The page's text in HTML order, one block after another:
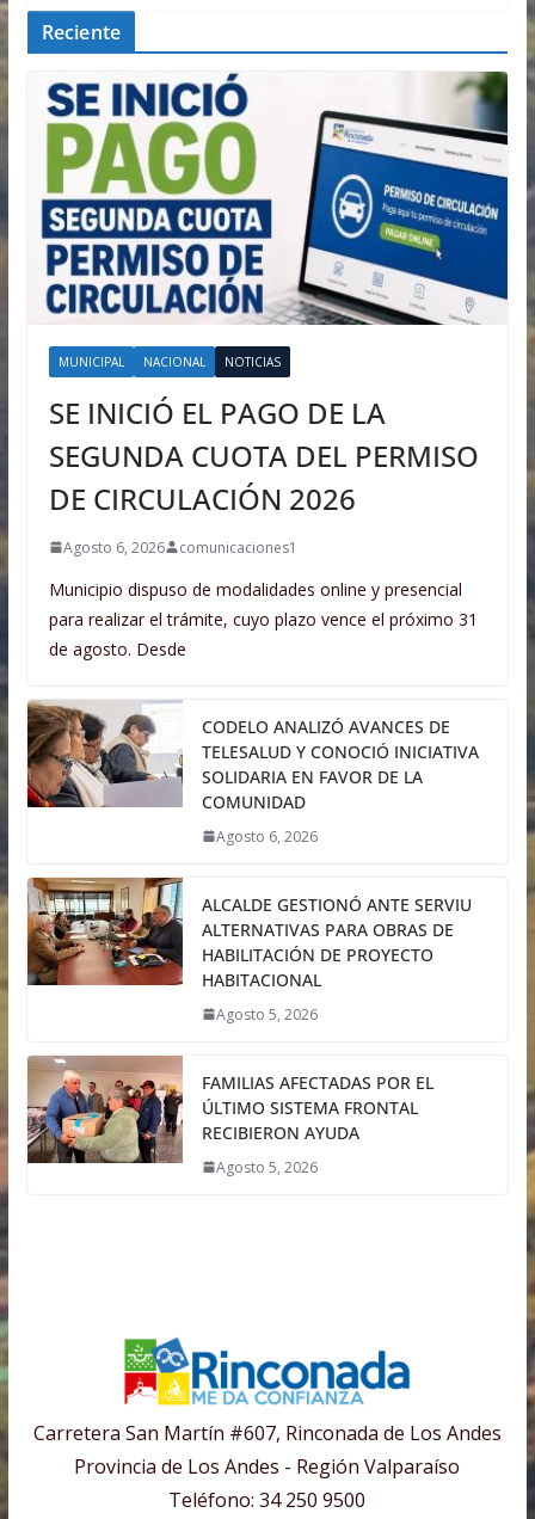
Reciente
MUNICIPAL NACIONAL NOTICIAS
SE INICIÓ EL PAGO DE LA
SEGUNDA CUOTA DEL PERMISO
DE CIRCULACIÓN 2026
Agosto 6, 2026 comunicaciones1
Municipio dispuso de modalidades online y presencial
para realizar el trámite, cuyo plazo vence el próximo 31
de agosto. Desde
CODELO ANALIZÓ AVANCES DE
TELESALUD Y CONOCIÓ INICIATIVA
SOLIDARIA EN FAVOR DE LA
COMUNIDAD
Agosto 6, 2026
ALCALDE GESTIONÓ ANTE SERVIU
ALTERNATIVAS PARA OBRAS DE
HABILITACIÓN DE PROYECTO
HABITACIONAL
Agosto 5, 2026
FAMILIAS AFECTADAS POR EL
ÚLTIMO SISTEMA FRONTAL
RECIBIERON AYUDA
Agosto 5, 2026
Carretera San Martín #607, Rinconada de Los Andes
Provincia de Los Andes - Región Valparaíso
Teléfono: 34 250 9500